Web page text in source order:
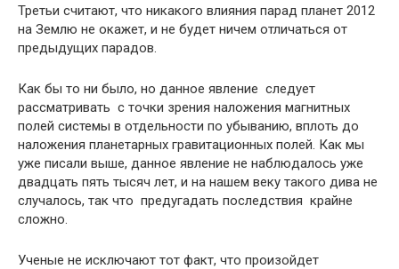
Третьи считают, что никакого влияния парад планет 2012
на Землю не окажет, и не будет ничем отличаться от
предыдущих парадов.
Как бы то ни было, но данное явление следует
рассматривать с точки зрения наложения магнитных
полей системы в отдельности по убыванию, вплоть до
наложения планетарных гравитационных полей. Как мы
уже писали выше, данное явление не наблюдалось уже
двадцать пять тысяч лет, и на нашем веку такого дива не
случалось, так что предугадать последствия крайне
сложно.
Ученые не исключают тот факт, что произойдет